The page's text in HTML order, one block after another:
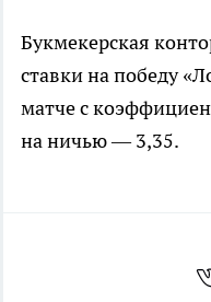
Букмекерская
ставки на победу
матче с
на ничью — 3,35.